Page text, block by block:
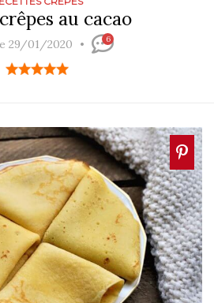
au cacao
29/01/2020 6